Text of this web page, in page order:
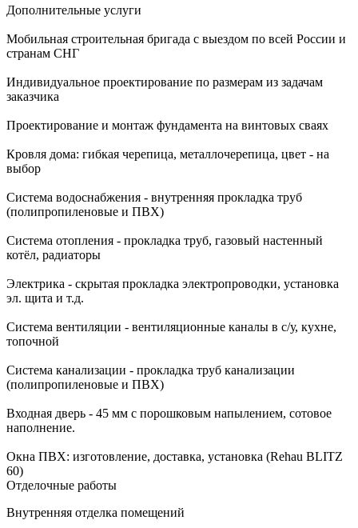
Дополнительные услуги
Мобильная строительная бригада с выездом по всей России и
странам СНГ
Индивидуальное проектирование по размерам из задачам
заказчика
Проектирование и монтаж фундамента на винтовых сваях
Кровля дома: гибкая черепица, металлочерепица, цвет - на
выбор
Система водоснабжения - внутренняя прокладка труб
(полипропиленовые и ПВХ)
Система отопления - прокладка труб, газовый настенный
котёл, радиаторы
Электрика - скрытая прокладка электропроводки, установка
эл. щита и т.д.
Система вентиляции - вентиляционные каналы в с/у, кухне,
топочной
Система канализации - прокладка труб канализации
(полипропиленовые и ПВХ)
Входная дверь - 45 мм с порошковым напылением, сотовое
наполнение.
Окна ПВХ: изготовление, доставка, установка (Rehau BLITZ
60)
Отделочные работы
Внутренняя отделка помещений